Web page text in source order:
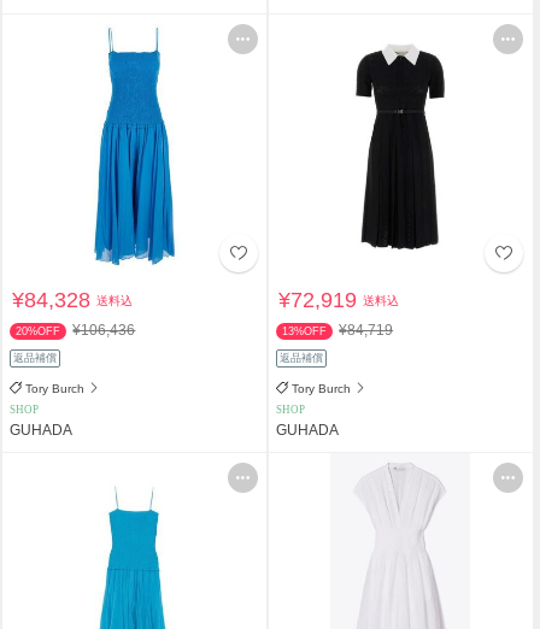
¥84,328送料込
20%OFF ¥106,436
返品補償
Tory Burch
SHOP
GUHADA
¥72,919送料込
13%OFF ¥84,719
返品補償
Tory Burch
SHOP
GUHADA